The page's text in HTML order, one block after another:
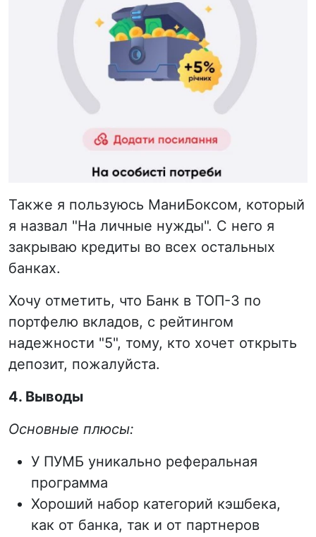
Также я пользуюсь МаниБоксом, который
я назвал "На личные нужды". С него я
закрываю кредиты во всех остальных
банках.
Хочу отметить, что Банк в ТОП-3 по
портфелю вкладов, с рейтингом
надежности "5", тому, кто хочет открыть
депозит, пожалуйста.
4. Выводы
Основные плюсы:
У ПУМБ уникально реферальная
программа
Хороший набор категорий кэшбека,
как от банка, так и от партнеров